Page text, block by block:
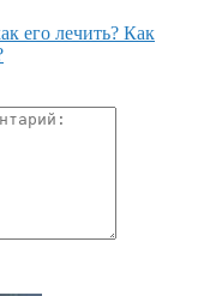
его лечить? Как